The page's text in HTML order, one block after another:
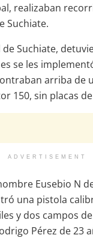
realizaban
Suchiate.
de Suchiate,
se les
arriba de
150, sin placas
ADVERTISEMENT
Eusebio N
una pistola
y dos campos
Pérez de 23